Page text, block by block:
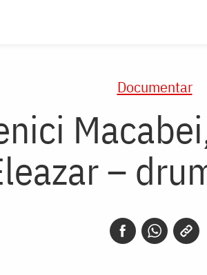
Documentar
–